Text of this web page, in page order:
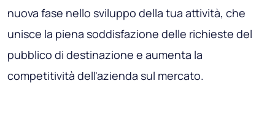
nuova fase nello sviluppo della tua attività, che
unisce la piena soddisfazione delle richieste del
pubblico di destinazione e aumenta la
competitività dell'azienda sul mercato.